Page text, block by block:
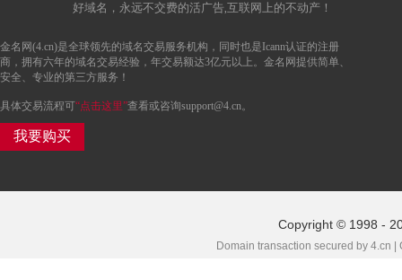
好域名，永远不交费的活广告,互联网上的不动产！
金名网(4.cn)是全球领先的域名交易服务机构，同时也是Icann认证的注册
商，拥有六年的域名交易经验，年交易额达3亿元以上。金名网提供简单、
安全、专业的第三方服务！
具体交易流程可“点击这里”查看或咨询support@4.cn。
我要购买
Copyright © 1998 -
Domain transaction secured by 4.cn